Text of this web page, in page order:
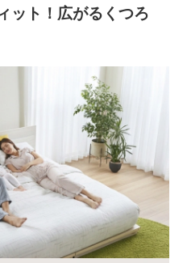
ット！広がるくつろ